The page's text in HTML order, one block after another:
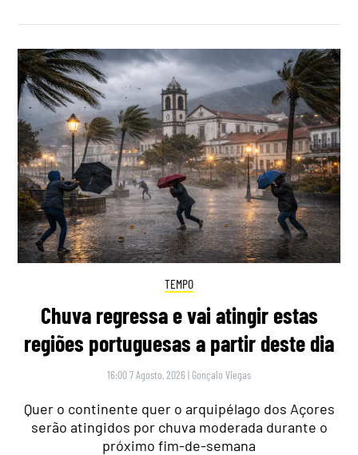
TEMPO
Chuva regressa e vai atingir estas
regiões portuguesas a partir deste dia
16:00 7 Agosto, 2026 | Gonçalo Viegas
Quer o continente quer o arquipélago dos Açores
serão atingidos por chuva moderada durante o
próximo fim-de-semana